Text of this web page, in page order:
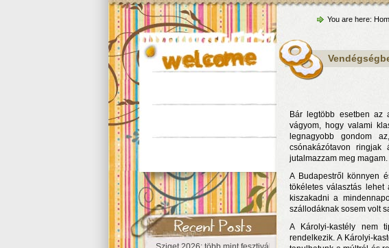
You are here:
Bár legtöbb esetben az
vágyom, hogy valami
legnagyobb gondom
csónakázótavon ringjak
jutalmazzam meg magam.
A Budapestről könnyen
tökéletes választás
kiszakadni a
szállodáknak sosem volt
A Károlyi-kastély nem
rendelkezik. A Károlyi-